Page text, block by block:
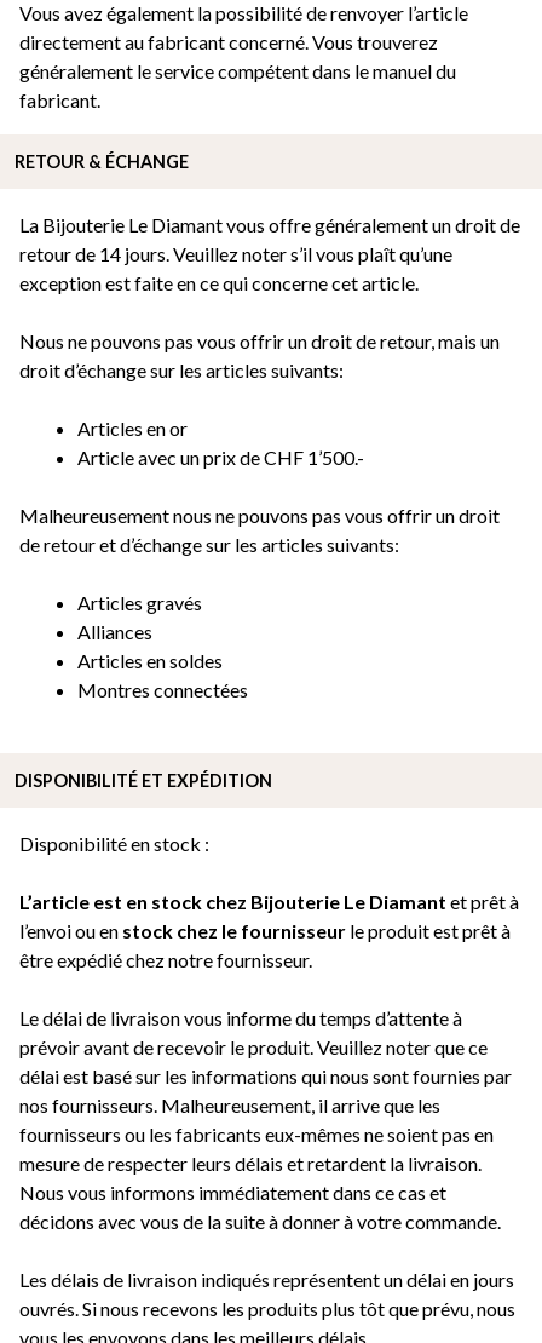
Vous avez également la possibilité de renvoyer l’article
directement au fabricant concerné. Vous trouverez
généralement le service compétent dans le manuel du
fabricant.
La Bijouterie Le Diamant vous offre généralement un droit de
retour de 14 jours. Veuillez noter s’il vous plaît qu’une
exception est faite en ce qui concerne cet article.
Nous ne pouvons pas vous offrir un droit de retour, mais un
droit d’échange sur les articles suivants:
Articles en or
Article avec un prix de CHF 1’500.-
Malheureusement nous ne pouvons pas vous offrir un droit
de retour et d’échange sur les articles suivants:
Articles gravés
Alliances
Articles en soldes
Montres connectées
Disponibilité en stock :
L’article est en stock chez Bijouterie Le Diamant et prêt à
l’envoi ou en stock chez le fournisseur le produit est prêt à
être expédié chez notre fournisseur.
Le délai de livraison vous informe du temps d’attente à
prévoir avant de recevoir le produit. Veuillez noter que ce
délai est basé sur les informations qui nous sont fournies par
nos fournisseurs. Malheureusement, il arrive que les
fournisseurs ou les fabricants eux-mêmes ne soient pas en
mesure de respecter leurs délais et retardent la livraison.
Nous vous informons immédiatement dans ce cas et
décidons avec vous de la suite à donner à votre commande.
Les délais de livraison indiqués représentent un délai en jours
ouvrés. Si nous recevons les produits plus tôt que prévu, nous
vous les envoyons dans les meilleurs délais.
RETOUR & ÉCHANGE
DISPONIBILITÉ ET EXPÉDITION